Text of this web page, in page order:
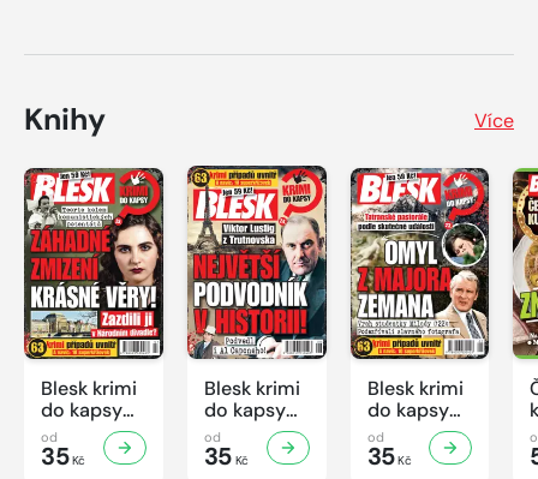
Knihy Více
Blesk krimi
do kapsy
č.7/2026
od
35Kč
Blesk krimi
do kapsy
č.6/2026
od
35Kč
Blesk krimi
do kapsy
č.5/2026
od
35Kč